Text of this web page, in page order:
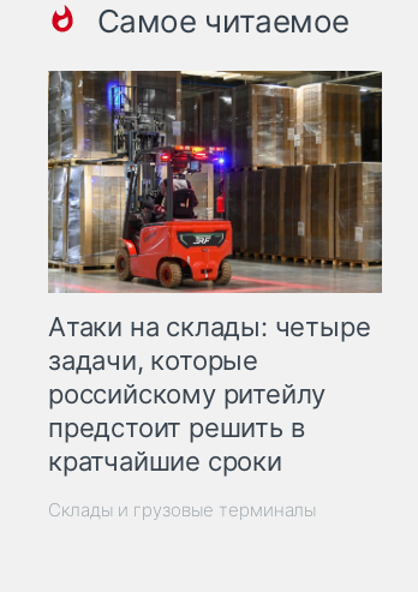
Самое читаемое
Атаки на склады: четыре
задачи, которые
российскому ритейлу
предстоит решить в
кратчайшие сроки
Склады и грузовые терминалы